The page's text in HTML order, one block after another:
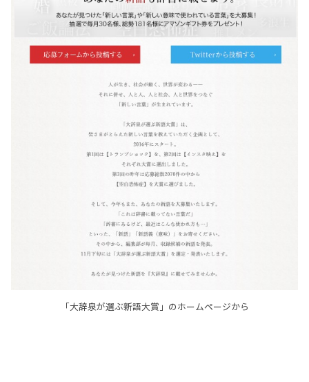
「大辞泉が選ぶ新語大賞」のホームページから